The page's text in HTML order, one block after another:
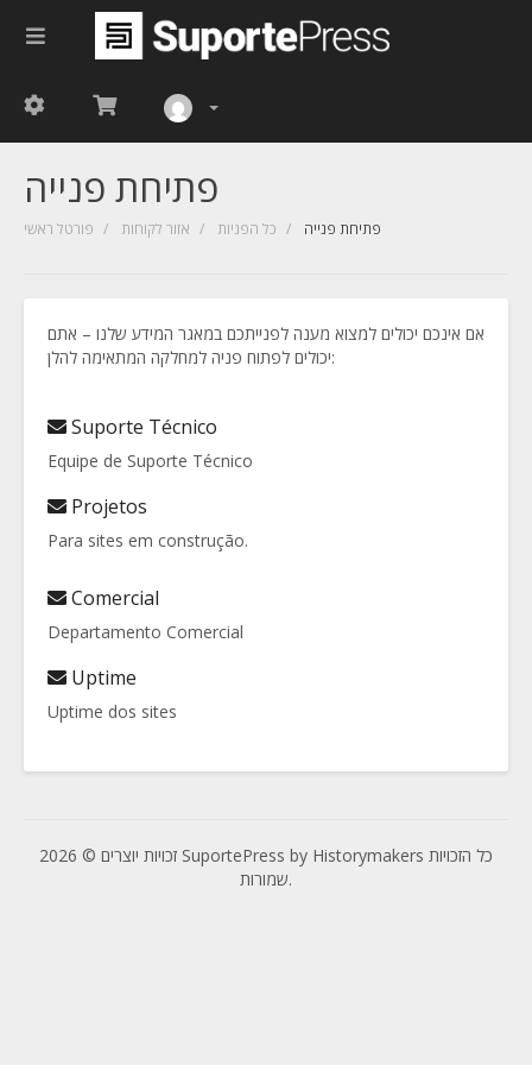
פתיחת פנייה
פורטל ראשי אזור לקוחות כל הפניות פתיחת פנייה
אם אינכם יכולים למצוא מענה לפנייתכם במאגר המידע שלנו – אתם
יכולים לפתוח פניה למחלקה המתאימה להלן:
Suporte Técnico
Equipe de Suporte Técnico
Projetos
Para sites em construção.
Comercial
Departamento Comercial
Uptime
Uptime dos sites
זכויות יוצרים © 2026 SuportePress by Historymakers כל הזכויות
שמורות.